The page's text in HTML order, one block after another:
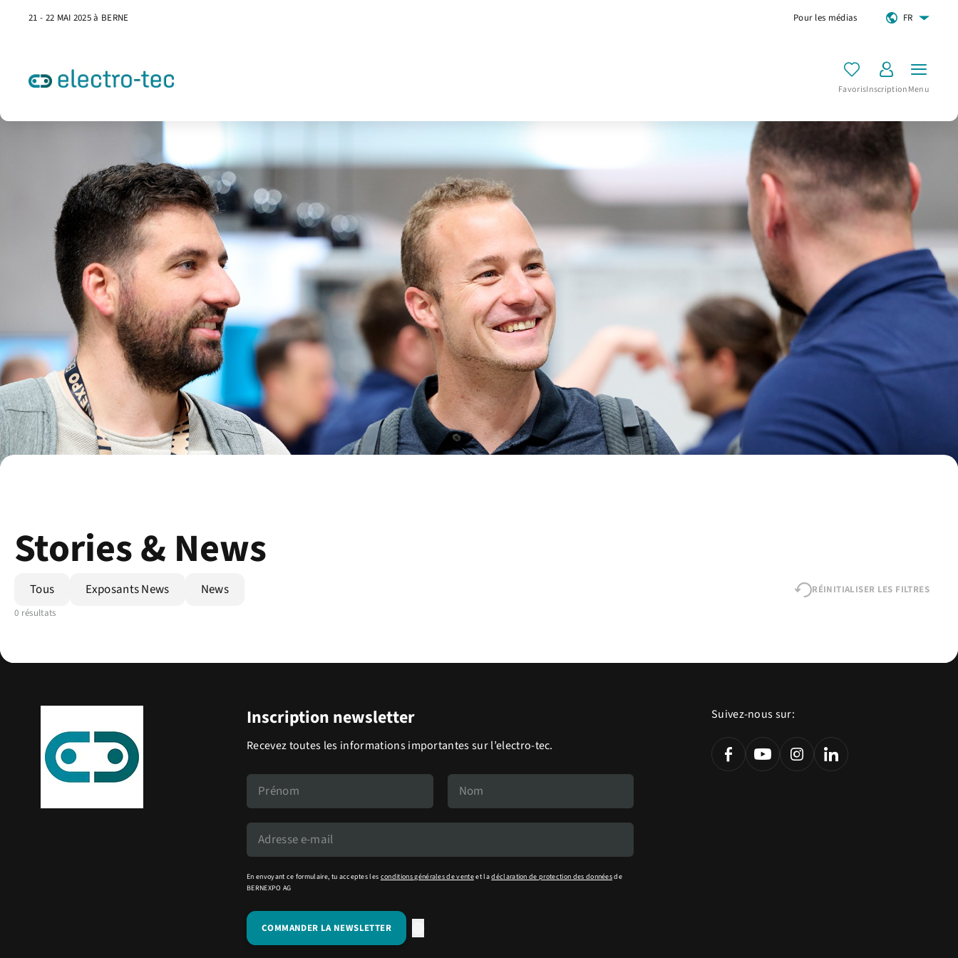
21 - 22 MAI 2025 à BERNE Pour les médias FR
FavorisInscriptionMenu
Stories & News
Tous Exposants News News
RÉINITIALISER LES FILTRES
0 résultats
Inscription newsletter
Recevez toutes les informations importantes sur l’electro-tec.
En envoyant ce formulaire, tu acceptes les conditions générales de venteet ladéclaration de protection des donnéesde
BERNEXPO AG
Suivez-nous sur: